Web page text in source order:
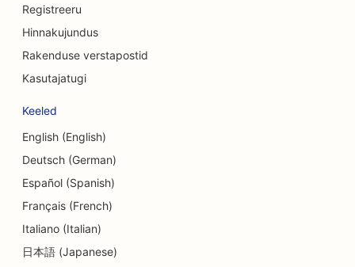
SEO valuutavahetusteenuste jaoks
SEO koogipoodidele
SEO tantsustuudiote jaoks
SEO võlanõustamise teenuste jaoks
SEO Delis'ile
Registreeru
Hinnakujundus
Rakenduse verstapostid
Kasutajatugi
Keeled
English (English)
Deutsch (German)
Español (Spanish)
Français (French)
Italiano (Italian)
日本語 (Japanese)